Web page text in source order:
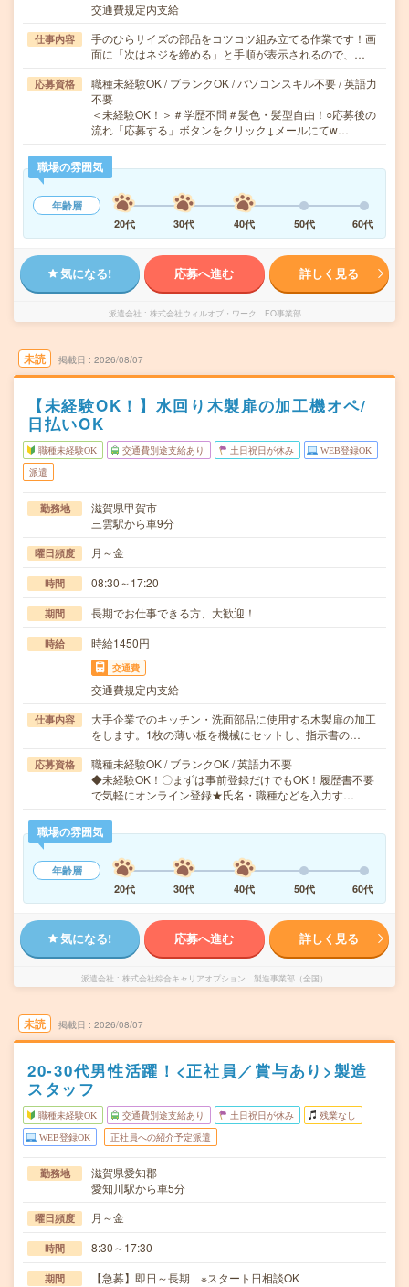
交通費規定内支給
仕事内容
手のひらサイズの部品をコツコツ組み立てる作業です！画
面に「次はネジを締める」と手順が表示されるので、…
応募資格
職種未経験OK / ブランクOK / パソコンスキル不要 / 英語力
不要
＜未経験OK！＞＃学歴不問＃髪色・髪型自由！○応募後の
流れ「応募する」ボタンをクリック↓メールにてw…
職場の雰囲気
年齢層
20代
30代 40代 50代 60代
気になる! 応募へ進む 詳しく見る
派遣会社 株式会社ウィルオブ・ワーク FO事業部
未読 掲載日 2026/08/07
【未経験OK！】水回り木製扉の加工機オペ/
日払いOK
職種未経験OK 交通費別途支給あり 土日祝日が休み WEB登録OK
派遣
勤務地
滋賀県甲賀市
三雲駅から車9分
曜日頻度 月～金
時間 08:30～17:20
期間 長期でお仕事できる方、大歓迎！
時給 時給1450円
交通費
交通費規定内支給
仕事内容
大手企業でのキッチン・洗面部品に使用する木製扉の加工
をします。1枚の薄い板を機械にセットし、指示書の…
応募資格
職種未経験OK / ブランクOK / 英語力不要
◆未経験OK！〇まずは事前登録だけでもOK！履歴書不要
で気軽にオンライン登録★氏名・職種などを入力す…
職場の雰囲気
年齢層
20代
30代 40代 50代 60代
気になる! 応募へ進む 詳しく見る
派遣会社 株式会社綜合キャリアオプション 製造事業部（全国）
未読 掲載日 2026/08/07
20-30代男性活躍！<正社員／賞与あり>製造
スタッフ
職種未経験OK 交通費別途支給あり 土日祝日が休み 残業なし
WEB登録OK 正社員への紹介予定派遣
勤務地
滋賀県愛知郡
愛知川駅から車5分
曜日頻度 月～金
時間 8:30～17:30
期間 【急募】即日～長期 ※スタート日相談OK